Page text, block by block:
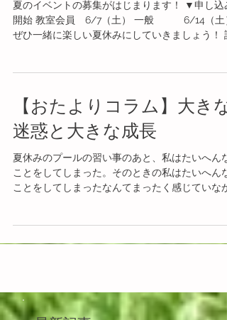
夏のイベント
夏のイベントの募集がはじまります！ ▼申し込
のイベント詳細ページ
【おたよりコラム】大きな
迷惑と大きな成長
夏休みのプールの習い事のあと、私はたいへんな